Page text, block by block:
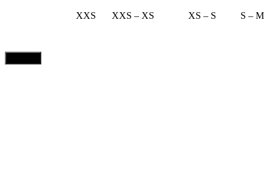
XXS XXS – XS XS – S S – M